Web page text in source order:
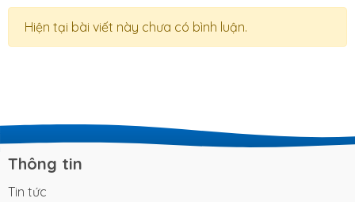
Hiện tại bài viết này chưa có bình luận.
Thông tin
Tin tức